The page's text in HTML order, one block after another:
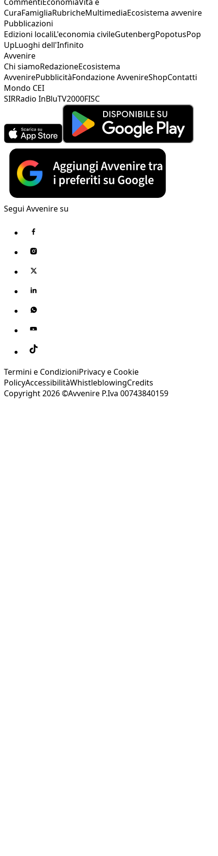
CuraFamigliaRubricheMultimediaEcosistema avvenire
Pubblicazioni
Edizioni localiL'economia civileGutenbergPopotusPop
UpLuoghi dell'Infinito
Avvenire
Chi siamoRedazioneEcosistema
AvvenirePubblicitàFondazione AvvenireShopContatti
Mondo CEI
SIRRadio InBluTV2000FISC
Segui Avvenire su
Termini e CondizioniPrivacy e Cookie
PolicyAccessibilitàWhistleblowingCredits
Copyright 2026 ©Avvenire P.Iva 00743840159